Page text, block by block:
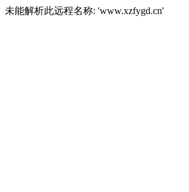
未能解析此远程名称: 'www.xzfygd.cn'